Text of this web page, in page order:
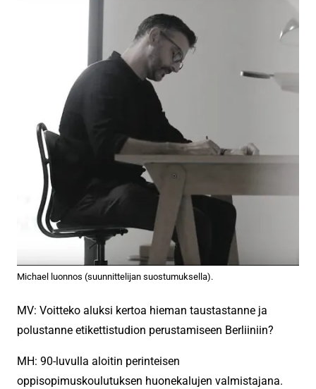
Michael luonnos (suunnittelijan suostumuksella).
MV: Voitteko aluksi kertoa hieman taustastanne ja
polustanne etikettistudion perustamiseen Berliiniin?
MH: 90-luvulla aloitin perinteisen
oppisopimuskoulutuksen huonekalujen valmistajana.